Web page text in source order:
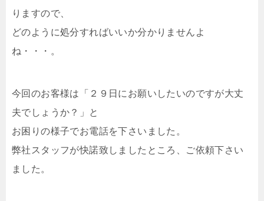
りますので、
どのように処分すればいいか分かりませんよ
ね・・・。
今回のお客様は「２９日にお願いしたいのですが大丈
夫でしょうか？」と
お困りの様子でお電話を下さいました。
弊社スタッフが快諾致しましたところ、ご依頼下さい
ました。